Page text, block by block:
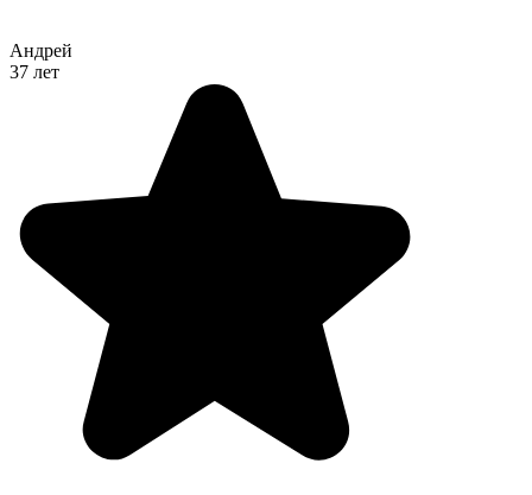
Андрей
37 лет